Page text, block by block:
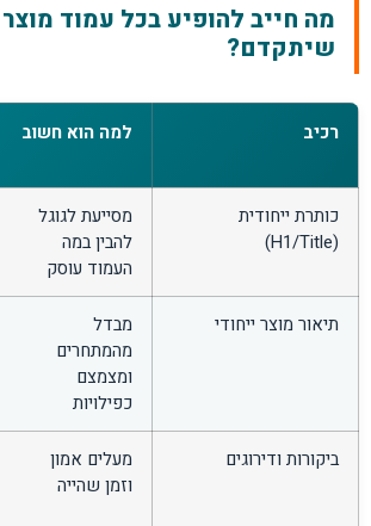
מה חייב להופיע בכל עמוד
שיתקדם?
רכיב למה הוא חשוב
כותרת ייחודית
(H1/Title)
מסייעת לגוגל
להבין במה
העמוד עוסק
תיאור מוצר ייחודי
מבדל
מהמתחרים
ומצמצם
כפילויות
ביקורות ודירוגים
מעלים אמון
וזמן שהייה